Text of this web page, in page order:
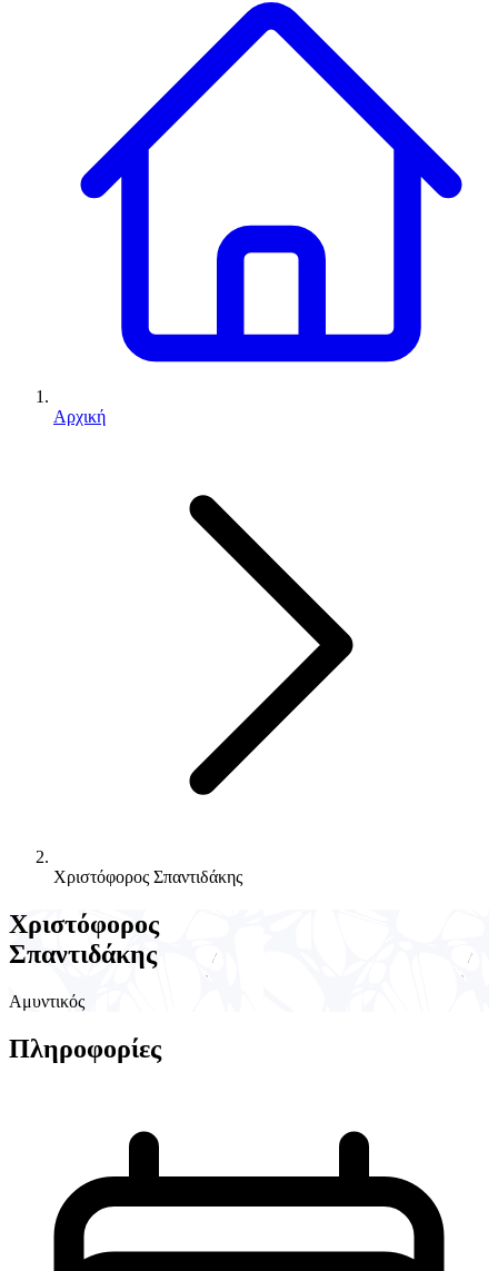
Αρχική
Χριστόφορος Σπαντιδάκης
Χριστόφορος
Σπαντιδάκης
Αμυντικός
Πληροφορίες